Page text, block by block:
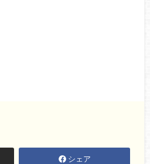
シェア